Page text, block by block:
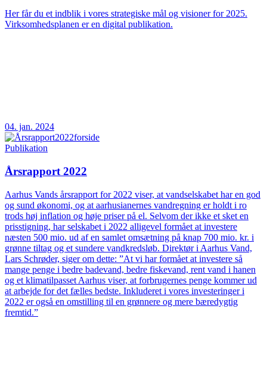
Her får du et indblik i vores strategiske mål og visioner for 2025.
Virksomhedsplanen er en digital publikation.
04. jan. 2024
Publikation
Årsrapport 2022
Aarhus Vands årsrapport for 2022 viser, at vandselskabet har en god
og sund økonomi, og at aarhusianernes vandregning er holdt i ro
trods høj inflation og høje priser på el. Selvom der ikke et sket en
prisstigning, har selskabet i 2022 alligevel formået at investere
næsten 500 mio. ud af en samlet omsætning på knap 700 mio. kr. i
grønne tiltag og et sundere vandkredsløb. Direktør i Aarhus Vand,
Lars Schrøder, siger om dette: ”At vi har formået at investere så
mange penge i bedre badevand, bedre fiskevand, rent vand i hanen
og et klimatilpasset Aarhus viser, at forbrugernes penge kommer ud
at arbejde for det fælles bedste. Inkluderet i vores investeringer i
2022 er også en omstilling til en grønnere og mere bæredygtig
fremtid.”